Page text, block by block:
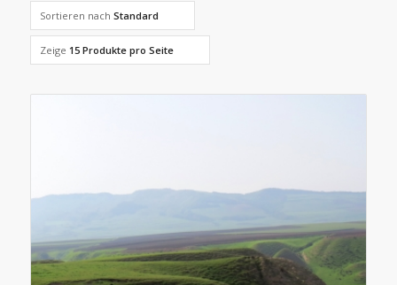
Sortieren nach Standard
Zeige 15 Produkte pro Seite